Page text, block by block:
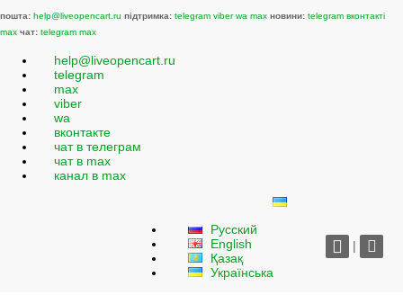
пошта: help@liveopencart.ru підтримка: telegram viber wa max новини: telegram вконтакті
max чат: telegram max
help@liveopencart.ru
telegram
max
viber
wa
вконтакте
чат в телеграм
чат в max
канал в max
Русский
English
Қазақ
Українська
|